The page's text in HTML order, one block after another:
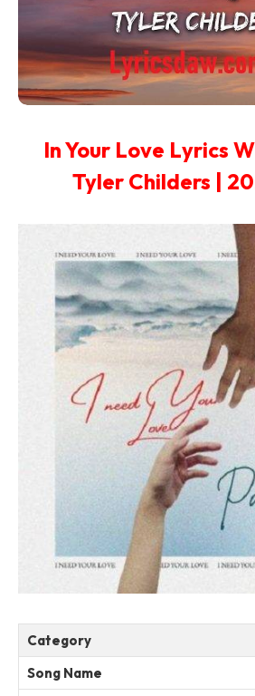
In Your Love Lyrics
Tyler Childers |
Category
Song Name